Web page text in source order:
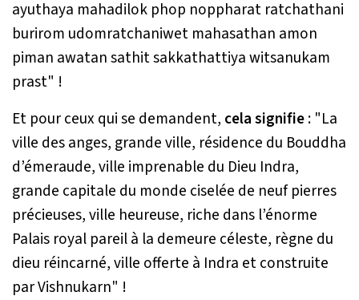
ayuthaya mahadilok phop noppharat ratchathani
burirom udomratchaniwet mahasathan amon
piman awatan sathit sakkathattiya witsanukam
prast" !
Et pour ceux qui se demandent, cela signifie: "La
ville des anges, grande ville, résidence du Bouddha
d’émeraude, ville imprenable du Dieu Indra,
grande capitale du monde ciselée de neuf pierres
précieuses, ville heureuse, riche dans l’énorme
Palais royal pareil à la demeure céleste, règne du
dieu réincarné, ville offerte à Indra et construite
par Vishnukarn" !